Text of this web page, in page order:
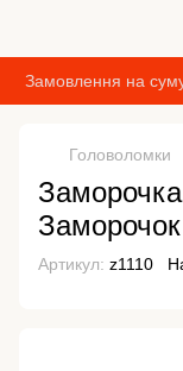
Замовлення на
Головоломки
Артикул: z1110